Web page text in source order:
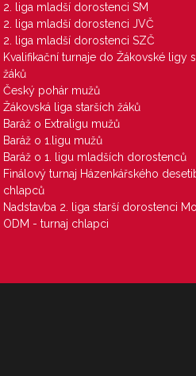
2. liga mladší dorostenci SM
2. liga mladší dorostenci JVČ
2. liga mladší dorostenci SZČ
Kvalifikační turnaje do Žákovské ligy
žáků
Český pohár mužů
Žákovská liga starších žáků
Baráž o Extraligu mužů
Baráž o 1.ligu mužů
Baráž o 1. ligu mladších dorostenců
Finálový turnaj Házenkářského
chlapců
Nadstavba 2. liga starší dorostenci
ODM - turnaj chlapci